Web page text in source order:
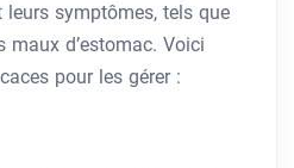
leurs symptômes, tels que
maux d’estomac. Voici
pour les gérer :